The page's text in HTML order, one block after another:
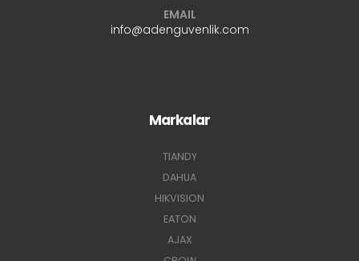
EMAIL
info@adenguvenlik.com
Markalar
TIANDY
DAHUA
HIKVISION
EATON
AJAX